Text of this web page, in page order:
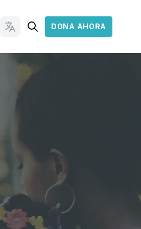
Cambiar idiomaDONA AHORA